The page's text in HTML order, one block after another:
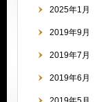
2025年1月
2019年9月
2019年7月
2019年6月